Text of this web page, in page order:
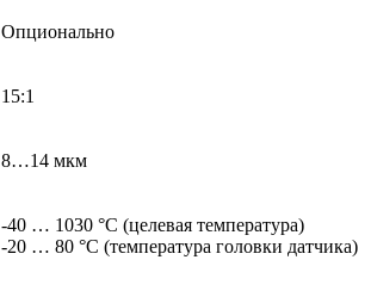
Опционально
15:1
8…14 мкм
-40 … 1030 °C (целевая температура)
-20 … 80 °C (температура головки датчика)